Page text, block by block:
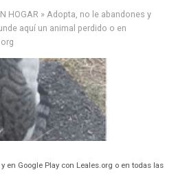
HOGAR » Adopta, no le abandones y
aquí un animal perdido o en
en Google Play con Leales.org o en todas las